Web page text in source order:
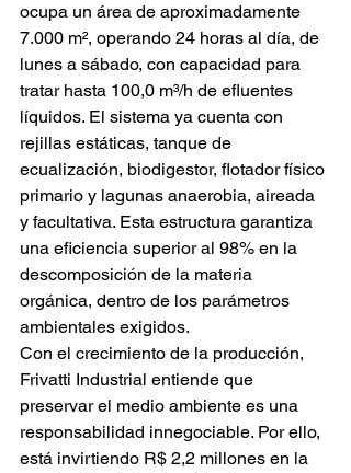
ocupa un área de aproximadamente
7.000 m², operando 24 horas al día, de
lunes a sábado, con capacidad para
tratar hasta 100,0 m³/h de efluentes
líquidos. El sistema ya cuenta con
rejillas estáticas, tanque de
ecualización, biodigestor, flotador físico
primario y lagunas anaerobia, aireada
y facultativa. Esta estructura garantiza
una eficiencia superior al 98% en la
descomposición de la materia
orgánica, dentro de los parámetros
ambientales exigidos.
Con el crecimiento de la producción,
Frivatti Industrial entiende que
preservar el medio ambiente es una
responsabilidad innegociable. Por ello,
está invirtiendo R$ 2,2 millones en la